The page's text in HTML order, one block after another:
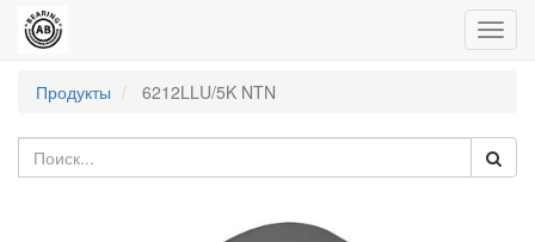
Продукты
6212LLU/5K NTN